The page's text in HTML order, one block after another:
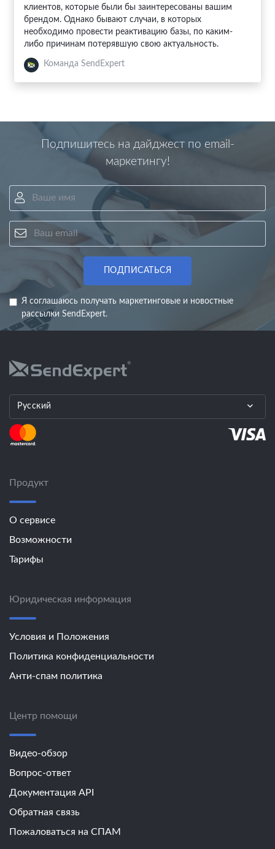
клиентов, которые были бы заинтересованы вашим
брендом. Однако бывают случаи, в которых
необходимо провести реактивацию базы, по каким-
либо причинам потерявшую свою актуальность.
Команда SendExpert
Подпишитесь на дайджест по email-
маркетингу!
ПОДПИСАТЬСЯ
Я соглашаюсь получать маркетинговые и новостные
рассылки SendExpert.
Русский
Продукт
О сервисе
Возможности
Тарифы
Юридическая информация
Условия и Положения
Политика конфиденциальности
Анти-спам политика
Центр помощи
Видео-обзор
Вопрос-ответ
Документация API
Обратная связь
Пожаловаться на СПАМ